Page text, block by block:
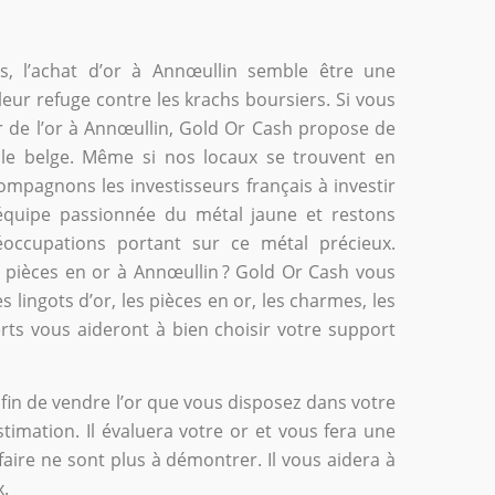
l’achat d’or à Annœullin semble être une
refuge contre les krachs boursiers. Si vous
l’or à Annœullin, Gold Or Cash propose de
belge. Même si nos locaux se trouvent en
les investisseurs français à investir
passionnée du métal jaune et restons
portant sur ce métal précieux.
en or à Annœullin ? Gold Or Cash vous
d’or, les pièces en or, les charmes, les
vous aideront à bien choisir votre support
de vendre l’or que vous disposez dans votre
Il évaluera votre or et vous fera une
ne sont plus à démontrer. Il vous aidera à